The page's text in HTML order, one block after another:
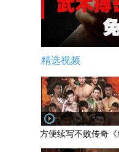
精选视频
方便续写不败传奇